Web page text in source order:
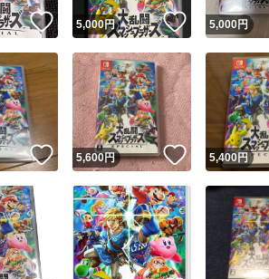
Yahoo!フリマ
安心取引出品
安心取引
いいね！
5,000円 いいね！
5,000円
いいね！
5,600円 いいね！
5,400円